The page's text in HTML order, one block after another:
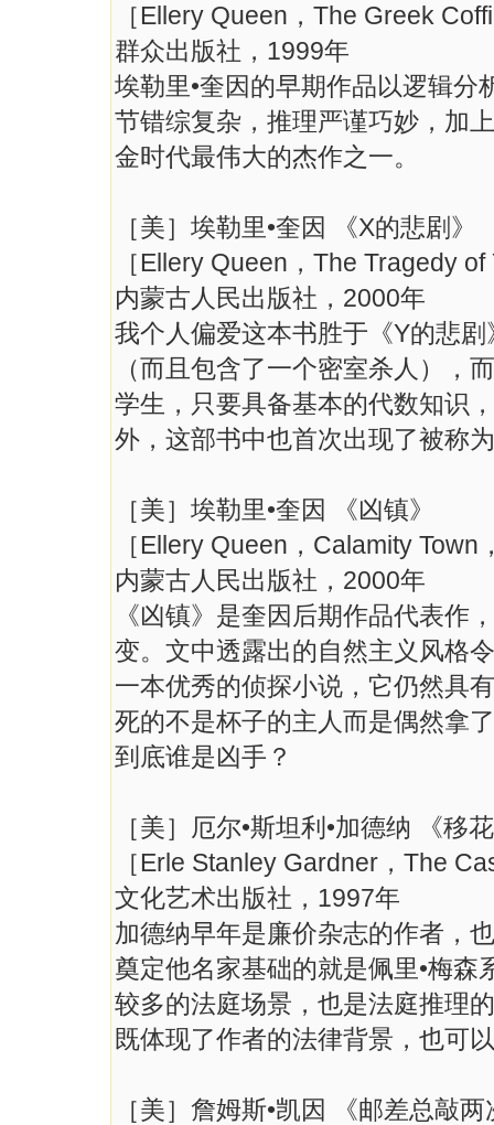
［Ellery Queen，The Greek
群众出版社，1999年
埃勒里•奎因的早期作品以逻辑
节错综复杂，推理严谨巧妙，加
金时代最伟大的杰作之一。
［美］埃勒里•奎因 《X的悲剧》
［Ellery Queen，The Tragedy
内蒙古人民出版社，2000年
我个人偏爱这本书胜于《Y的悲
（而且包含了一个密室杀人），
学生，只要具备基本的代数知识
外，这部书中也首次出现了被称
［美］埃勒里•奎因 《凶镇》
［Ellery Queen，Calamity Town
内蒙古人民出版社，2000年
《凶镇》是奎因后期作品代表作
变。文中透露出的自然主义风格
一本优秀的侦探小说，它仍然具
死的不是杯子的主人而是偶然拿
到底谁是凶手？
［美］厄尔•斯坦利•加德纳 《移
［Erle Stanley Gardner，The
文化艺术出版社，1997年
加德纳早年是廉价杂志的作者，
奠定他名家基础的就是佩里•梅
较多的法庭场景，也是法庭推理
既体现了作者的法律背景，也可
［美］詹姆斯•凯因 《邮差总敲